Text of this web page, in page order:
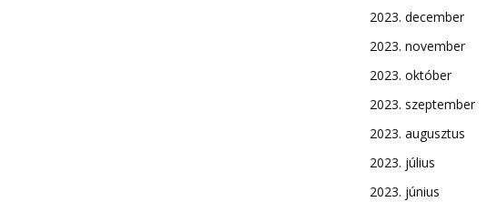
2023. december
2023. november
2023. október
2023. szeptember
2023. augusztus
2023. július
2023. június